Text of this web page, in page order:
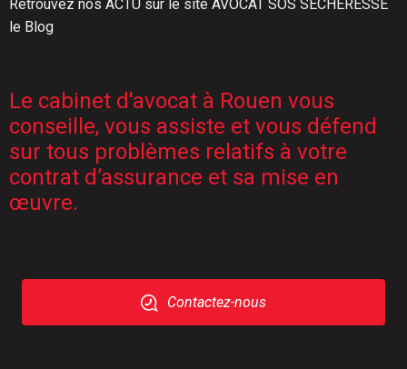
Retrouvez nos ACTU sur le site AVOCAT SOS SECHERESSE
le Blog
Le cabinet d'avocat à Rouen vous
conseille, vous assiste et vous défend
sur tous problèmes relatifs à votre
contrat d’assurance et sa mise en
œuvre.
Contactez-nous